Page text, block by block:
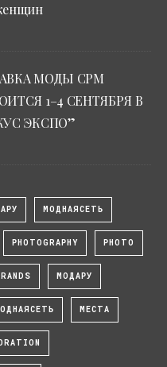
МОДЫ CPM
1–4 СЕНТЯБРЯ В
ЭКСПО”
МОДНАЯСЕТЬ
PHOTOGRAPHY PHOTO
МОДАРУ
МЕСТА